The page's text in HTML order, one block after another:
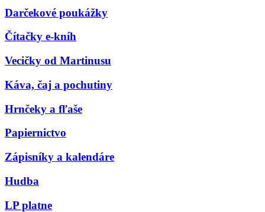
Darčekové poukážky
Čítačky e-kníh
Vecičky od Martinusu
Káva, čaj a pochutiny
Hrnčeky a fľaše
Papiernictvo
Zápisníky a kalendáre
Hudba
LP platne